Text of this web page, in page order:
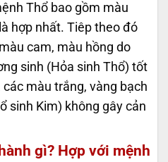
Thổ bao gồm màu
hợp nhất. Tiêp theo đó
cam, màu hồng do
sinh (Hỏa sinh Thổ) tốt
màu trắng, vàng bạch
sinh Kim) không gây cản
gì? Hợp với mệnh